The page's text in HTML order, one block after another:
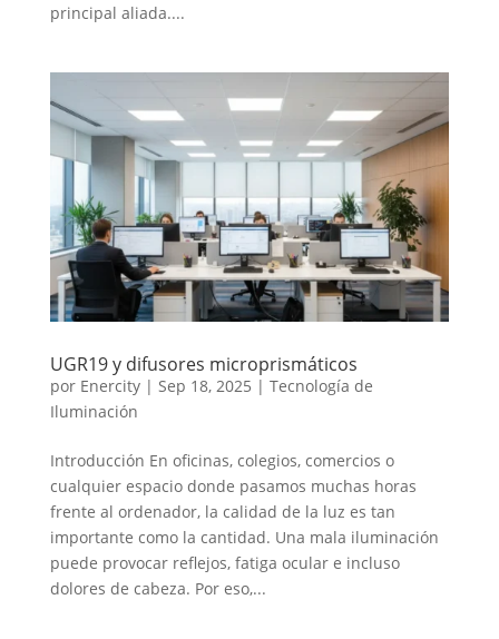
principal aliada....
UGR19 y difusores microprismáticos
por Enercity| Sep 18, 2025 | Tecnología de
Iluminación
Introducción En oficinas, colegios, comercios o
cualquier espacio donde pasamos muchas horas
frente al ordenador, la calidad de la luz es tan
importante como la cantidad. Una mala iluminación
puede provocar reflejos, fatiga ocular e incluso
dolores de cabeza. Por eso,...